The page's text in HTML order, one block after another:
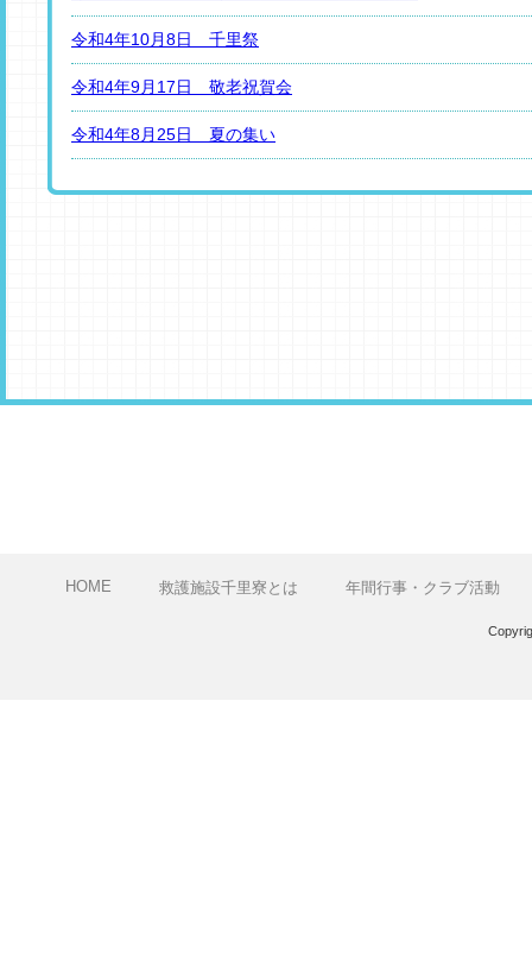
令和4年10月8日 千里祭
令和4年9月17日 敬老祝賀会
令和4年8月25日 夏の集い
HOME 救護施設千里寮とは 年間行事・クラブ活動